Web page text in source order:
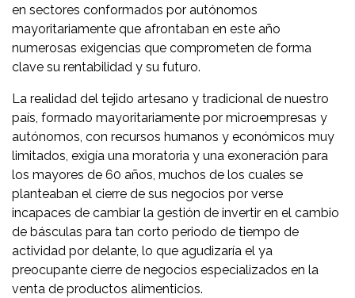
en sectores conformados por autónomos
mayoritariamente que afrontaban en este año
numerosas exigencias que comprometen de forma
clave su rentabilidad y su futuro.
La realidad del tejido artesano y tradicional de nuestro
país, formado mayoritariamente por microempresas y
autónomos, con recursos humanos y económicos muy
limitados, exigía una moratoria y una exoneración para
los mayores de 60 años, muchos de los cuales se
planteaban el cierre de sus negocios por verse
incapaces de cambiar la gestión de invertir en el cambio
de básculas para tan corto periodo de tiempo de
actividad por delante, lo que agudizaría el ya
preocupante cierre de negocios especializados en la
venta de productos alimenticios.